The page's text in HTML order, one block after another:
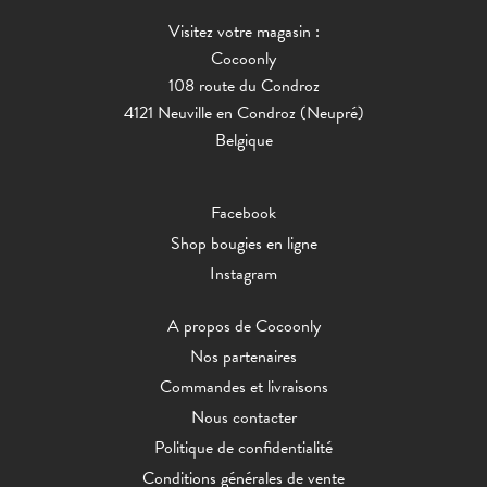
Visitez votre magasin :
Cocoonly
108 route du Condroz
4121 Neuville en Condroz (Neupré)
Belgique
Facebook
Shop bougies en ligne
Instagram
A propos de Cocoonly
Nos partenaires
Commandes et livraisons
Nous contacter
Politique de confidentialité
Conditions générales de vente